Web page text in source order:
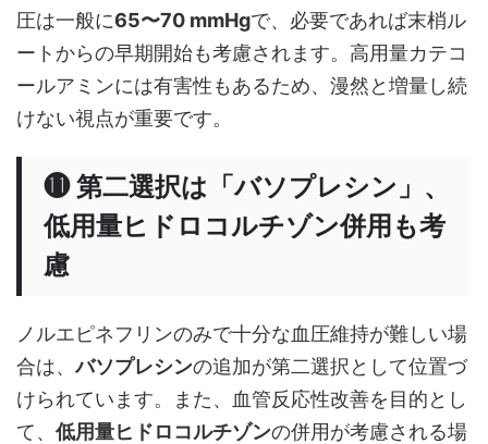
圧は一般に65〜70 mmHgで、必要であれば末梢ル
ートからの早期開始も考慮されます。高用量カテコ
ールアミンには有害性もあるため、漫然と増量し続
けない視点が重要です。
⓫ 第二選択は「バソプレシン」、
低用量ヒドロコルチゾン併用も考
慮
ノルエピネフリンのみで十分な血圧維持が難しい場
合は、バソプレシンの追加が第二選択として位置づ
けられています。また、血管反応性改善を目的とし
て、 低用量ヒドロコルチゾンの併用が考慮される場